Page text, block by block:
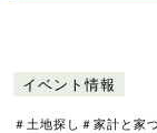
イベント情報
＃土地探し ＃家計と家